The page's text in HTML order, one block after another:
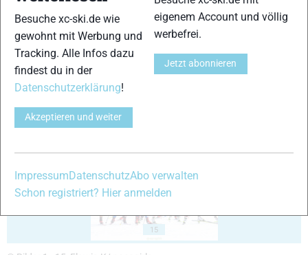
11
13
15
Besuche xc-ski.de wie
gewohnt mit Werbung und
Tracking. Alle Infos dazu
findest du in der
Datenschutzerklärung!
Akzeptieren und weiter
eigenem Account und völlig
werbefrei.
Jetzt abonnieren
Impressum DatenschutzAbo verwalten
Schon registriert? Hier anmelden